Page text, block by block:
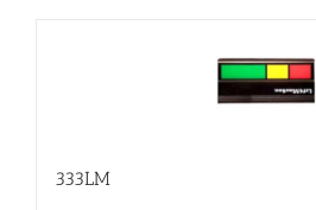
333LM